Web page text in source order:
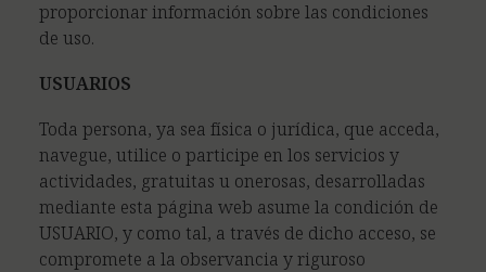
proporcionar información sobre las condiciones
de uso.
USUARIOS
Toda persona, ya sea física o jurídica, que acceda,
navegue, utilice o participe en los servicios y
actividades, gratuitas u onerosas, desarrolladas
mediante esta página web asume la condición de
USUARIO, y como tal, a través de dicho acceso, se
compromete a la observancia y riguroso